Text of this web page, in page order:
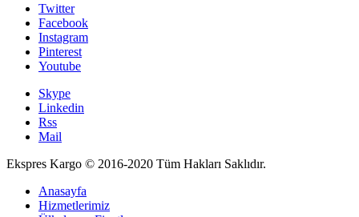
Twitter
Facebook
Instagram
Pinterest
Youtube
Skype
Linkedin
Rss
Mail
Ekspres Kargo © 2016-2020 Tüm Hakları Saklıdır.
Anasayfa
Hizmetlerimiz